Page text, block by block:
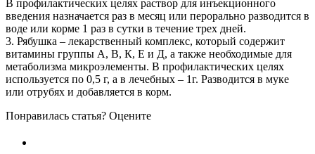
В профилактических целях раствор для инъекционного
введения назначается раз в месяц или перорально разводится в
воде или корме 1 раз в сутки в течение трех дней.
3. Рябушка – лекарственный комплекс, который содержит
витамины группы А, В, К, Е и Д, а также необходимые для
метаболизма микроэлементы. В профилактических целях
используется по 0,5 г, а в лечебных – 1г. Разводится в муке
или отрубях и добавляется в корм.
Понравилась статья? Оцените